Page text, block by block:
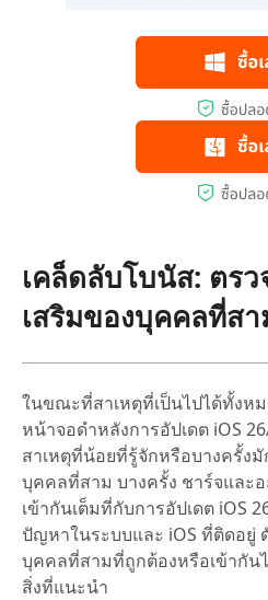
เคล็ดลับโบนัส: ตร
เสริมของบุคคลที่ส
ในขณะที่สาเหตุที่เป็นไปได้ทั้งห
หน้าจอดำหลังการอัปเดต iOS
สาเหตุที่น้อยที่รู้จักหรือบางครั้ง
บุคคลที่สาม บางครั้ง ชาร์จและ
เข้ากันเต็มที่กับการอัปเดต iOS
ปัญหาในระบบและ iOS ที่ติดอยู่
บุคคลที่สามที่ถูกต้องหรือเข้ากั
สิ่งที่แนะนำ